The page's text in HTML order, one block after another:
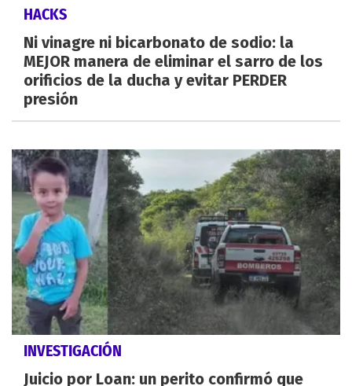
HACKS
Ni vinagre ni bicarbonato de sodio: la
MEJOR manera de eliminar el sarro de los
orificios de la ducha y evitar PERDER
presión
INVESTIGACIÓN
Juicio por Loan: un perito confirmó que